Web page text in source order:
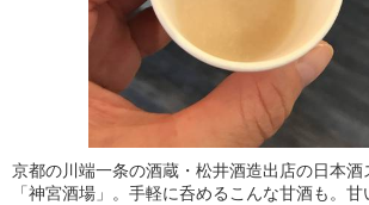
京都の川端一条の酒蔵・松井酒造出店の日本酒
「神宮酒場」。手軽に呑めるこんな甘酒も。